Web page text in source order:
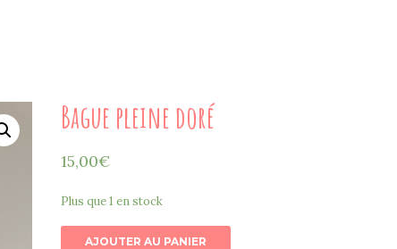
Bague pleine doré
15,00€
Plus que 1 en stock
AJOUTER AU PANIER